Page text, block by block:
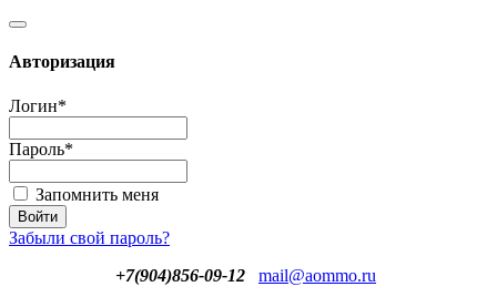
Авторизация
Логин*
Пароль*
Запомнить меня
Забыли свой пароль?
+7(904)856-09-12
mail@aommo.ru